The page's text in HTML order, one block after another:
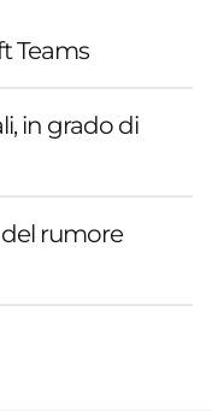
Teams
in grado di
del rumore